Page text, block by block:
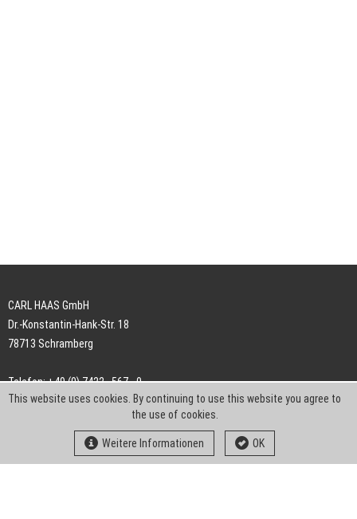
CARL HAAS GmbH
Dr.-Konstantin-Hank-Str. 18
78713 Schramberg
Telefon: +49 (0) 7422 . 567 - 0
Telefax: +49 (0) 7422 . 567 - 239
info-ch@kern-liebers.com
This website uses cookies. By continuing to use this website you agree to
the use of cookies.
Weitere Informationen OK